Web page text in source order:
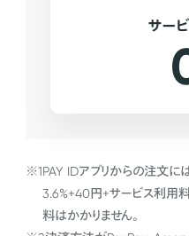
サー
※1PAY IDアプリからの注文に
3.6%+40円+サービス利用料
料はかかりません。